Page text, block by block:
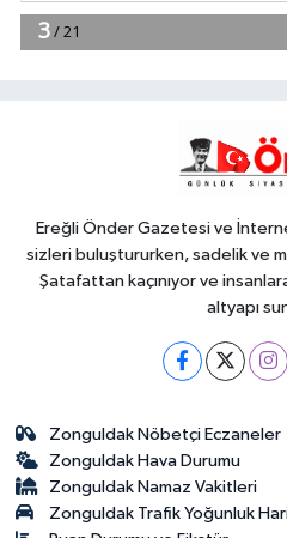
14:37
Ereğli Önder Gazetesi ve
sizleri buluştururken, sadelik ve
Şatafattan kaçınıyor ve
altyapı
Zonguldak Nöbetçi Eczaneler
Zonguldak Hava Durumu
Zonguldak Namaz Vakitleri
Zonguldak Trafik Yoğunluk